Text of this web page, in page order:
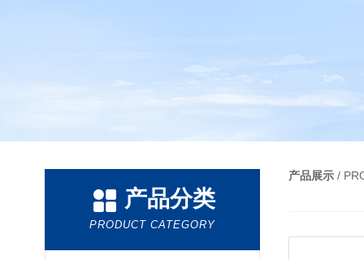
产品分类
PRODUCT CATEGORY
产品展示 /